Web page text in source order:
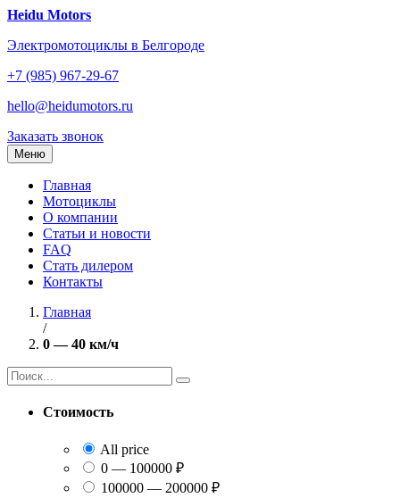
Перейти
содержанию
Heidu Motors
Электромотоциклы в Белгороде
+7 (985) 967-29-67
hello@heidumotors.ru
Заказать звонок
Меню
Главная
Мотоциклы
О компании
Статьи и новости
FAQ
Стать дилером
Контакты
Главная
/
0 — 40 км/ч
Найти:
Стоимость
All price
0 — 100000 ₽
100000 — 200000 ₽